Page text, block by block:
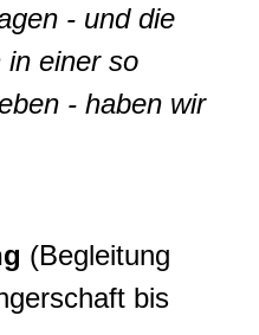
- und die
in einer so
- haben wir
(Begleitung
bis